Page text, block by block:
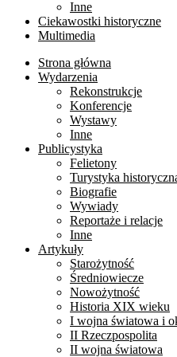
Inne
Ciekawostki historyczne
Multimedia
Strona główna
Wydarzenia
Rekonstrukcje
Konferencje
Wystawy
Inne
Publicystyka
Felietony
Turystyka
Biografie
Wywiady
Reportaże i relacje
Inne
Artykuły
Starożytność
Średniowiecze
Nowożytność
Historia XIX wieku
I wojna światowa i
II Rzeczpospolita
II wojna światowa